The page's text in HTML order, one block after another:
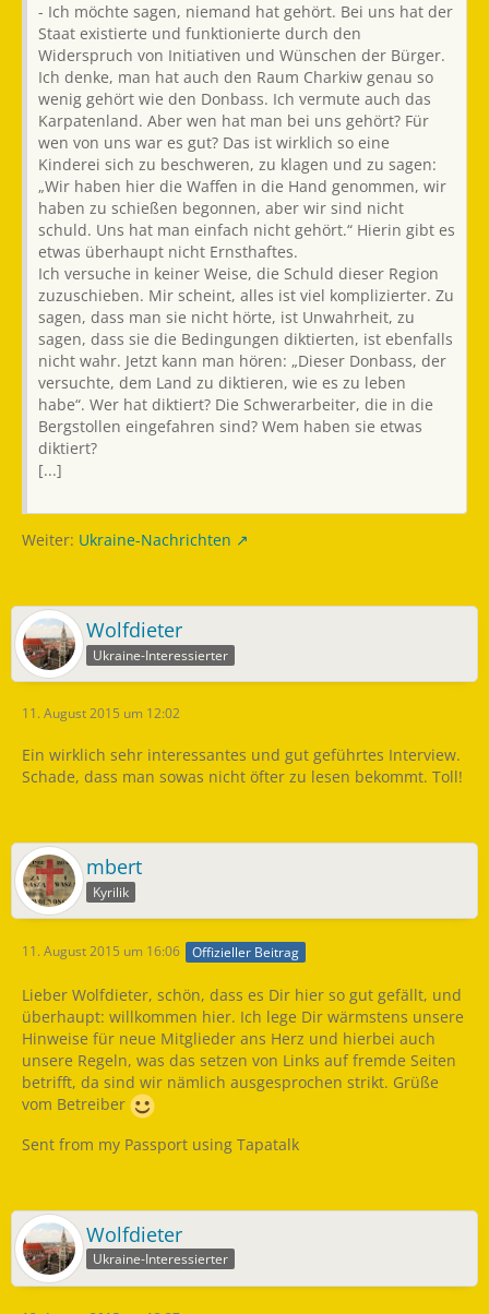
- Ich möchte sagen, niemand hat gehört. Bei uns hat der
Staat existierte und funktionierte durch den
Widerspruch von Initiativen und Wünschen der Bürger.
Ich denke, man hat auch den Raum Charkiw genau so
wenig gehört wie den Donbass. Ich vermute auch das
Karpatenland. Aber wen hat man bei uns gehört? Für
wen von uns war es gut? Das ist wirklich so eine
Kinderei sich zu beschweren, zu klagen und zu sagen:
„Wir haben hier die Waffen in die Hand genommen, wir
haben zu schießen begonnen, aber wir sind nicht
schuld. Uns hat man einfach nicht gehört.“ Hierin gibt es
etwas überhaupt nicht Ernsthaftes.
Ich versuche in keiner Weise, die Schuld dieser Region
zuzuschieben. Mir scheint, alles ist viel komplizierter. Zu
sagen, dass man sie nicht hörte, ist Unwahrheit, zu
sagen, dass sie die Bedingungen diktierten, ist ebenfalls
nicht wahr. Jetzt kann man hören: „Dieser Donbass, der
versuchte, dem Land zu diktieren, wie es zu leben
habe“. Wer hat diktiert? Die Schwerarbeiter, die in die
Bergstollen eingefahren sind? Wem haben sie etwas
diktiert?
[...]
Weiter: Ukraine-Nachrichten
Wolfdieter
Ukraine-Interessierter
11. August 2015 um 12:02
Ein wirklich sehr interessantes und gut geführtes Interview.
Schade, dass man sowas nicht öfter zu lesen bekommt. Toll!
mbert
Kyrilik
11. August 2015 um 16:06 Offizieller Beitrag
Lieber Wolfdieter, schön, dass es Dir hier so gut gefällt, und
überhaupt: willkommen hier. Ich lege Dir wärmstens unsere
Hinweise für neue Mitglieder ans Herz und hierbei auch
unsere Regeln, was das setzen von Links auf fremde Seiten
betrifft, da sind wir nämlich ausgesprochen strikt. Grüße
vom Betreiber
Sent from my Passport using Tapatalk
Wolfdieter
Ukraine-Interessierter